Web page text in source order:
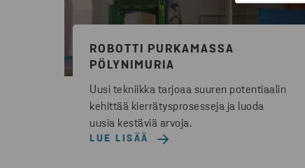
ROBOTTI PURKAMASSA
PÖLYNIMURIA
Uusi tekniikka tarjoaa suuren potentiaalin
kehittää kierrätysprosesseja ja luoda
uusia kestäviä arvoja.
LUE LISÄÄ